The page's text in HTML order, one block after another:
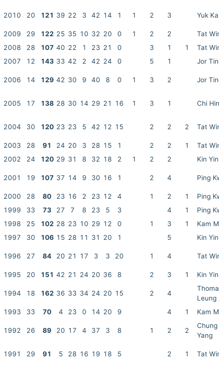
2010 20 121 39 22 3 42 14 1 1 2 3 Yuk
2009 29 122 25 35 10 32 20 0 1 2 2
Tat
2008
28 107 40 22 1 23 21 0 3 1 1
Tat
2007
12 143 33 42 2 42 24 0 5 1 Jor
2006 14 129 42 30 9 40 8 0 1 3 2 Jor
2005 17 138 28 30 14 29 21 16 1 3 1 Chi
2004 30 120 23 23 5 42 12 15 2 2 2 Tat
2003 28 91 24 20 3 28 15 1 2 2 1
Tat
2002
24 120 29 31 8 32 18 2 1 2 2 Kin
2001 19 107 37 14 9 30 16 1 2 4 Ping
2000 28 80 23 16 2 23 12 4 1 2 1
Ping
1999
33 73 27 7 8 23 5 3 4 1
Ping
1998
25 102 28 23 10 29 12 0 1 3 1
Kam
1997
30 106 15 28 11 31 20 1 5 Kin
1996 27 84 20 21 17 3 3 20 1 4 Tat
1995 20 151 42 21 24 20 36 8 2 3 1 Kin
1994 18 162 36 33 34 24 20 15 2 4
Leung
1993
33 70 4 23 0 14 20 9 4 1 Kam
1992 26 89 20 17 4 37 3 8 1 2 2
Yang
1991 29 91 5 28 16 19 18 5 2 1 Tat